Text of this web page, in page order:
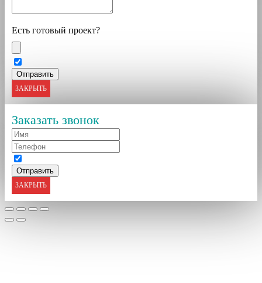
Есть готовый проект?
ЗАКРЫТЬ
Заказать звонок
ЗАКРЫТЬ